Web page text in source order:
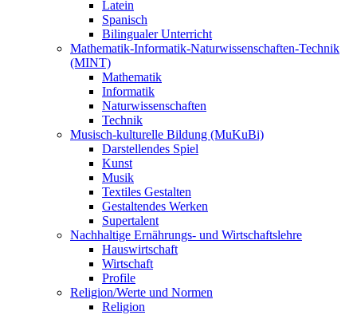
Latein
Spanisch
Bilingualer Unterricht
Mathematik-Informatik-Naturwissenschaften-Technik
(MINT)
Mathematik
Informatik
Naturwissenschaften
Technik
Musisch-kulturelle Bildung (MuKuBi)
Darstellendes Spiel
Kunst
Musik
Textiles Gestalten
Gestaltendes Werken
Supertalent
Nachhaltige Ernährungs- und Wirtschaftslehre
Hauswirtschaft
Wirtschaft
Profile
Religion/Werte und Normen
Religion